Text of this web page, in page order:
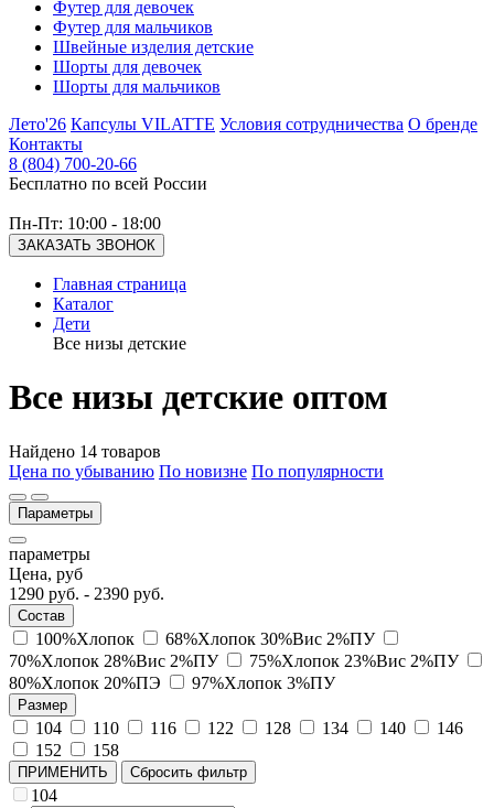
Футер для девочек
Футер для мальчиков
Швейные изделия детские
Шорты для девочек
Шорты для мальчиков
Лето'26 Капсулы VILATTE Условия сотрудничества О бренде
Контакты
8 (804) 700-20-66
Бесплатно по всей России
Пн-Пт: 10:00 - 18:00
ЗАКАЗАТЬ ЗВОНОК
Главная страница
Каталог
Дети
Все низы детские
Все низы детские оптом
Найдено 14 товаров
Цена по убыванию По новизне По популярности
Параметры
параметры
Цена, руб
1290 руб. - 2390 руб.
Состав
100%Хлопок
68%Хлопок 30%Вис 2%ПУ
70%Хлопок 28%Вис 2%ПУ
75%Хлопок 23%Вис 2%ПУ
80%Хлопок 20%ПЭ
97%Хлопок 3%ПУ
Размер
104 110 116 122 128 134 140
146
152
158
ПРИМЕНИТЬ Сбросить фильтр
104